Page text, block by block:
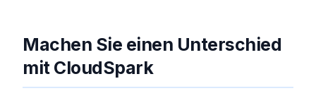
Machen Sie einen Unterschied
mit CloudSpark